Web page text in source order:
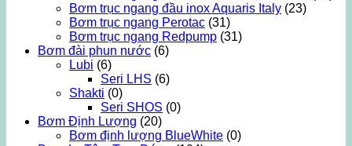
Bơm trục ngang đầu inox Aquaris Italy (23)
Bơm trục ngang Perotac (31)
Bơm trục ngang Redpump (31)
Bơm đài phun nước (6)
Lubi (6)
Seri LHS (6)
Shakti (0)
Seri SHOS (0)
Bơm Định Lượng (20)
Bơm định lượng BlueWhite (0)